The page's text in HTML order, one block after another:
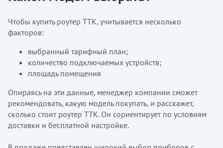
Чтобы купить роутер ТТК, учитывается несколько
факторов:
выбранный тарифный план;
количество подключаемых устройств;
площадь помещения
Опираясь на эти данные, менеджер компании сможет
рекомендовать, какую модель покупать, и расскажет,
сколько стоит роутер ТТК. Он сориентирует по условиям
доставки и бесплатной настройке.